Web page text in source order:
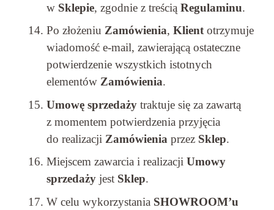
w Sklepie, zgodnie z treścią Regulaminu.
Po złożeniu Zamówienia, Klient otrzymuje
wiadomość e-mail, zawierającą ostateczne
potwierdzenie wszystkich istotnych
elementów Zamówienia.
Umowę sprzedaży traktuje się za zawartą
z momentem potwierdzenia przyjęcia
do realizacji Zamówienia przez Sklep.
Miejscem zawarcia i realizacji Umowy
sprzedaży jest Sklep.
W celu wykorzystania SHOWROOM’u